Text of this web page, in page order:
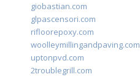
giobastian.com
glpascensori.com
rifloorepoxy.com
woolleymillingandpaving.com
uptonpvd.com
2troublegrill.com